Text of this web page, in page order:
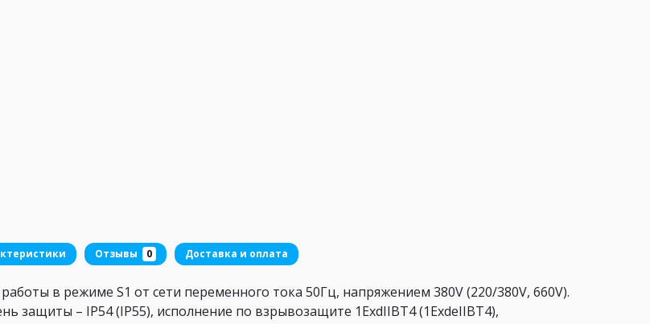
Отзывы 0 Доставка и оплата
в режиме S1 от сети переменного тока 50Гц, напряжением 380V (220/380V, 660V).
защиты – IP54 (IP55), исполнение по взрывозащите 1ExdIIBT4 (1ExdеIIBT4),